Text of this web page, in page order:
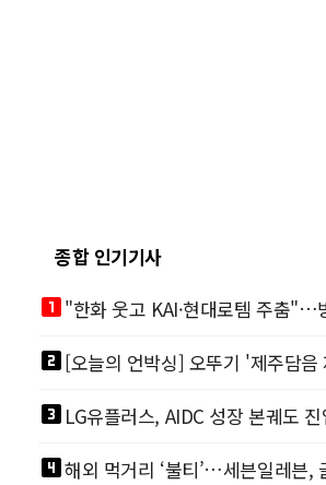
종합 인기기사
looks_one"한화 웃고 KAI·현대로템 주춤"…
looks_two
looks_3
looks_4